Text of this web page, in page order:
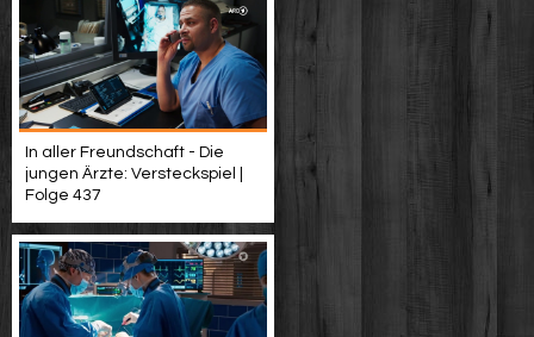
In aller Freundschaft - Die
jungen Ärzte: Versteckspiel |
Folge 437